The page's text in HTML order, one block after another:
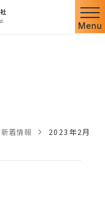
Menu
新着情報 2023年2月